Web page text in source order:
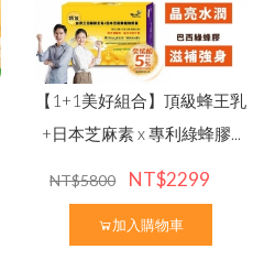
【1+1美好組合】頂級蜂王乳
+日本芝麻素 x 專利綠蜂膠...
NT$5800 NT$2299
加入購物車